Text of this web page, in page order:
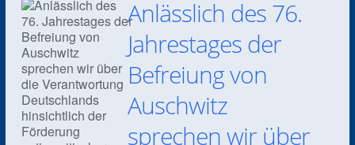
Anlässlich des 76.
Jahrestages der
Befreiung von
Auschwitz
sprechen wir über